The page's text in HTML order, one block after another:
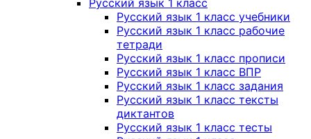
Русский язык 1 класс
Русский язык 1 класс учебники
Русский язык 1 класс рабочие
тетради
Русский язык 1 класс прописи
Русский язык 1 класс ВПР
Русский язык 1 класс задания
Русский язык 1 класс тексты
диктантов
Русский язык 1 класс тесты